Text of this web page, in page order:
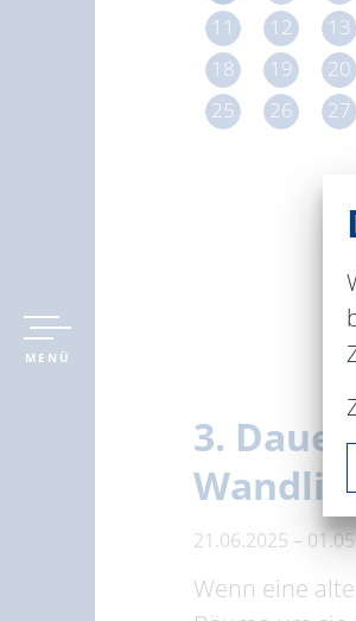
MENÜ
11
12 13
18
19 20
25
26 27
3.
21.06.2025 –
Wenn eine